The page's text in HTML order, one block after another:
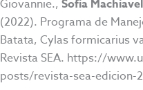
Giovannie., Sofia
(2022). Programa de
Batata, Cylas formicarius
Revista SEA. https://
posts/revista-sea-edicion-